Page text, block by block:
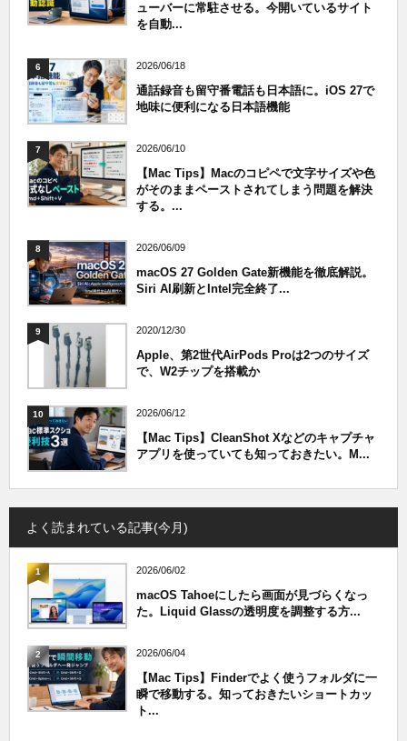
ューバーに常駐させる。今開いているサイト
を自動...
6 2026/06/18
通話録音も留守番電話も日本語に。iOS 27で
地味に便利になる日本語機能
7 2026/06/10
【Mac Tips】Macのコピペで文字サイズや色
がそのままペーストされてしまう問題を解決
する。...
8 2026/06/09
macOS 27 Golden Gate新機能を徹底解説。
Siri AI刷新とIntel完全終了...
9 2020/12/30
Apple、第2世代AirPods Proは2つのサイズ
で、W2チップを搭載か
10 2026/06/12
【Mac Tips】CleanShot Xなどのキャプチャ
アプリを使っていても知っておきたい。M...
よく読まれている記事(今月)
1 2026/06/02
macOS Tahoeにしたら画面が見づらくなっ
た。Liquid Glassの透明度を調整する方...
2 2026/06/04
【Mac Tips】Finderでよく使うフォルダに一
瞬で移動する。知っておきたいショートカッ
ト...